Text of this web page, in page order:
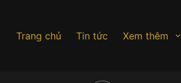
Trang chủ Tin tức Xem thêm